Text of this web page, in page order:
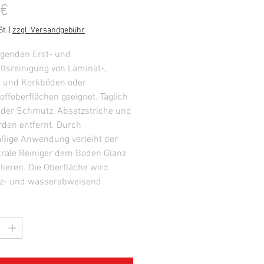
| zzgl. Versandgebühr
Erst- und
von Laminat-,
und Korkböden oder
geeignet. Täglich
Schmutz, Absatzstriche und
entfernt. Durch
Anwendung verleiht der
Reiniger dem Boden Glanz
Die Oberfläche wird
und wasserabweisend
Das Produkt ist